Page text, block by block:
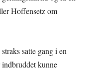
Hoffensetz om
satte gang i en
kunne